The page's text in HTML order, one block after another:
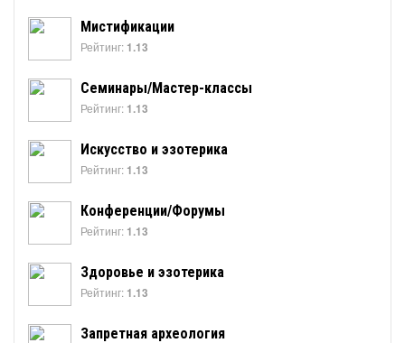
Мистификации
Рейтинг: 1.13
Семинары/Мастер-классы
Рейтинг: 1.13
Искусство и эзотерика
Рейтинг: 1.13
Конференции/Форумы
Рейтинг: 1.13
Здоровье и эзотерика
Рейтинг: 1.13
Запретная археология